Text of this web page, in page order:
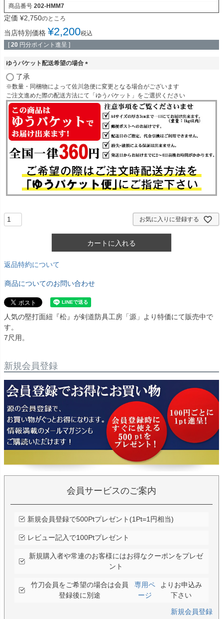
商品番号 202-HMM7
定価 ¥2,750のところ
当店特別価格 ¥2,200税込
[ 20 円分ポイント進呈 ]
ゆうパケット配送希望の場合
必
須
)
了承
※数量・同梱物によって佐川急便に変更となる場合がございます
ご注文進めた際の配送方法にて「ゆうパケット」をご選択ください
お気に入りに登録する
カートに入れる
返品特約について
商品についてのお問い合わせ
人気の堅打面紐『松』が剣道防具工房「源」より特価にて販売中で
す。
7尺用。
新規会員登録
会員サービスのご案内
新規会員登録で500Ptプレゼント(1Pt=1円相当)
レビュー記入で100Ptプレゼント
新規購入者や常連のお客様にはお得なクーポンをプレゼ
ント
竹刀会員をご希望の場合は会員
登録後に別途
専用ペ
ージ
よりお申込み
下さい
新規会員登録